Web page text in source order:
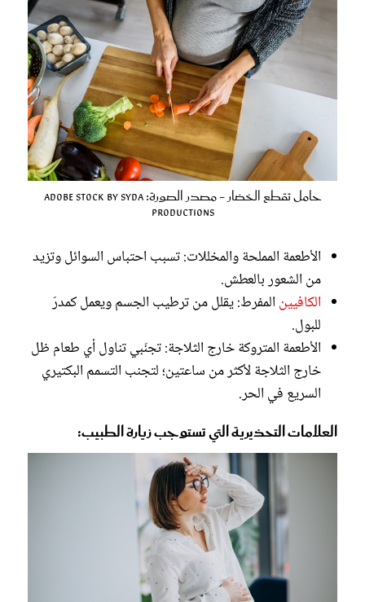
حامل تقطع الخضار - مصدر الصورة: Adobe Stock by Syda
Productions
الأطعمة المملحة والمخللات: تسبب احتباس السوائل وتزيد
من الشعور بالعطش.
الكافيين المفرط: يقلل من ترطيب الجسم ويعمل كمدرّ
للبول.
الأطعمة المتروكة خارج الثلاجة: تجنّبي تناول أي طعام ظل
خارج الثلاجة لأكثر من ساعتين؛ لتجنب التسمم البكتيري
السريع في الحر.
العلامات التحذيرية التي تستوجب زيارة الطبيب: